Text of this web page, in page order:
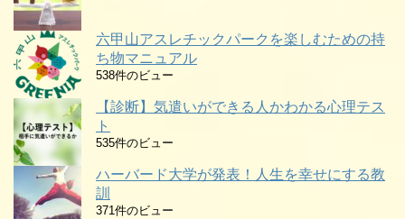
六甲山アスレチックパークを楽しむための持
ち物マニュアル
538件のビュー
【診断】気遣いができる人かわかる心理テス
ト
535件のビュー
ハーバード大学が発表！人生を幸せにする教
訓
371件のビュー